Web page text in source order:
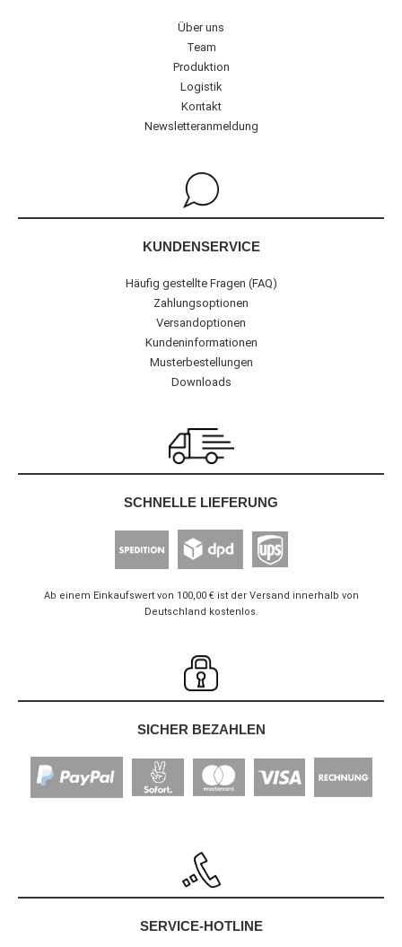
Über uns
Team
Produktion
Logistik
Kontakt
Newsletteranmeldung
KUNDENSERVICE
Häufig gestellte Fragen (FAQ)
Zahlungsoptionen
Versandoptionen
Kundeninformationen
Musterbestellungen
Downloads
SCHNELLE LIEFERUNG
Ab einem Einkaufswert von 100,00 € ist der Versand innerhalb von
Deutschland kostenlos.
SICHER BEZAHLEN
SERVICE-HOTLINE